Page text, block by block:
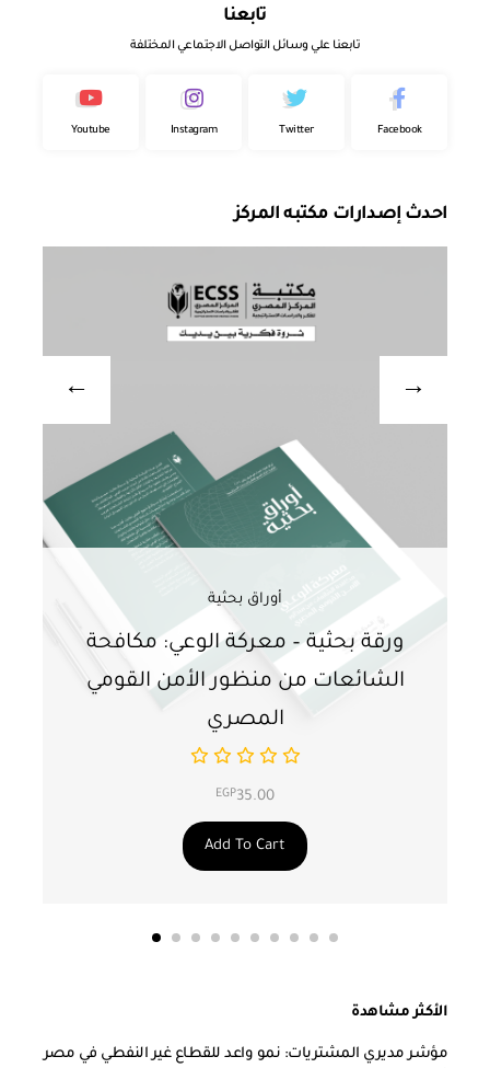
تابعنا
تابعنا علي وسائل التواصل الاجتماعي المختلفة
Facebook
Twitter
Instagram
Youtube
احدث إصدارات مكتبه المركز
أوراق بحثية
ورقة بحثية – معركة الوعي: مكافحة
الشائعات من منظور الأمن القومي
المصري
EGP35.00
Add To Cart
الأكثر مشاهدة
مؤشر مديري المشتريات: نمو واعد للقطاع غير النفطي في مصر